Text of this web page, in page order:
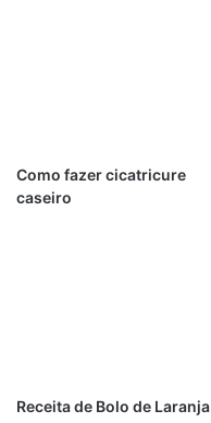
Como fazer cicatricure
caseiro
Receita de Bolo de Laranja